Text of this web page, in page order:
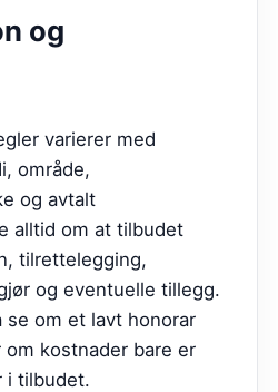
og
varierer med
område,
og avtalt
alltid om at tilbudet
tilrettelegging,
og eventuelle tillegg.
se om et lavt honorar
kostnader bare er
i tilbudet.